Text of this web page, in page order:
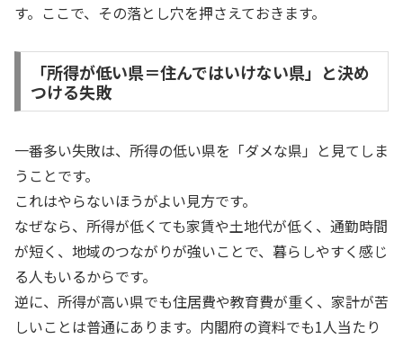
す。ここで、その落とし穴を押さえておきます。
「所得が低い県＝住んではいけない県」と決め
つける失敗
一番多い失敗は、所得の低い県を「ダメな県」と見てしま
うことです。
これはやらないほうがよい見方です。
なぜなら、所得が低くても家賃や土地代が低く、通勤時間
が短く、地域のつながりが強いことで、暮らしやすく感じ
る人もいるからです。
逆に、所得が高い県でも住居費や教育費が重く、家計が苦
しいことは普通にあります。内閣府の資料でも1人当たり